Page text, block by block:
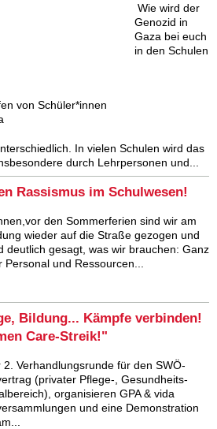
von Schüler*innen
Wie wird der
Genozid in
Gaza bei euch
in den Schulen
In vielen Schulen wird das
durch Lehrpersonen und...
Rassismus im Schulwesen!
den Sommerferien sind wir am
wieder auf die Straße gezogen und
deutlich gesagt, was wir brauchen: Ganz
und Ressourcen...
Bildung... Kämpfe verbinden!
Care-Streik!"
2. Verhandlungsrunde für den SWÖ-
(privater Pflege-, Gesundheits-
organisieren GPA & vida
und eine Demonstration